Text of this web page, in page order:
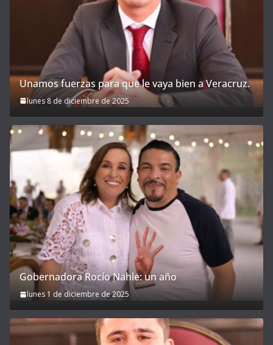
Unamos fuerzas para que le vaya bien a Veracruz.
lunes 8 de diciembre de 2025
Gobernadora Rocío Nahle: un año
lunes 1 de diciembre de 2025